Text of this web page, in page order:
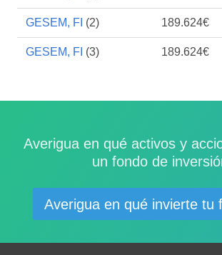
GESEM, FI (2) 189.624€
GESEM, FI (3) 189.624€
Averigua en qué activos y
un fondo de
Averigua en qué invierte tu